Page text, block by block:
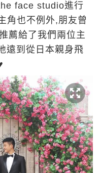
face studio進行
角也不例外,朋友曾
薦給了我們兩位主
遠到從日本親身飛